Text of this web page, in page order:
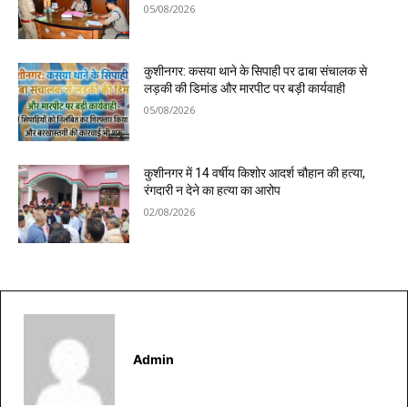
05/08/2026
कुशीनगर: कसया थाने के सिपाही पर ढाबा संचालक से
लड़की की डिमांड और मारपीट पर बड़ी कार्यवाही
05/08/2026
कुशीनगर में 14 वर्षीय किशोर आदर्श चौहान की हत्या,
रंगदारी न देने का हत्या का आरोप
02/08/2026
Admin